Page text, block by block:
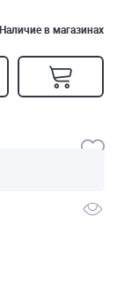
Наличие в магазинах